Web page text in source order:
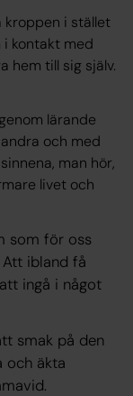
kroppen i stället
kontakt med
hem till sig själv.
lärande
och med
man hör,
livet och
som för oss
ibland få
ingå i något
smak på den
och äkta